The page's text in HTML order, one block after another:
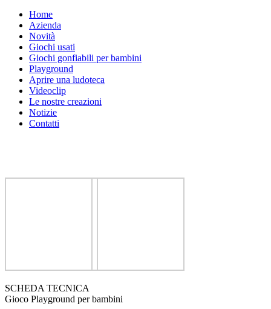
Home
Azienda
Novità
Giochi usati
Giochi gonfiabili per bambini
Playground
Aprire una ludoteca
Videoclip
Le nostre creazioni
Notizie
Contatti
SCHEDA TECNICA
Gioco Playground per bambini